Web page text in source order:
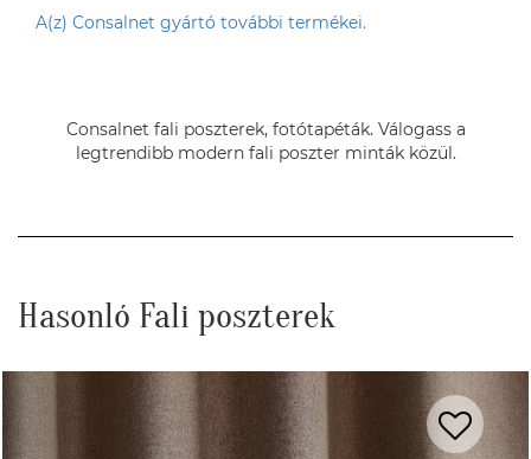
A(z) Consalnet gyártó további termékei.
Consalnet fali poszterek, fotótapéták. Válogass a
legtrendibb modern fali poszter minták közül.
Hasonló Fali poszterek